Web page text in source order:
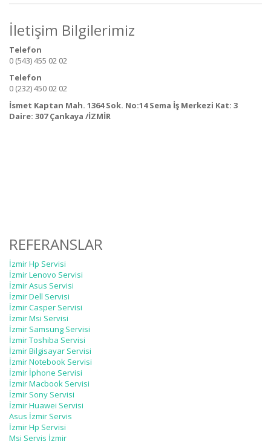
İletişim Bilgilerimiz
Telefon
0 (543) 455 02 02
Telefon
0 (232) 450 02 02
İsmet Kaptan Mah. 1364 Sok. No:14 Sema İş Merkezi Kat: 3
Daire: 307 Çankaya /İZMİR
REFERANSLAR
İzmir Hp Servisi
İzmir Lenovo Servisi
İzmir Asus Servisi
İzmir Dell Servisi
İzmir Casper Servisi
İzmir Msi Servisi
İzmir Samsung Servisi
İzmir Toshiba Servisi
İzmir Bilgisayar Servisi
İzmir Notebook Servisi
İzmir İphone Servisi
İzmir Macbook Servisi
İzmir Sony Servisi
İzmir Huawei Servisi
Asus İzmir Servis
İzmir Hp Servisi
Msi Servis İzmir